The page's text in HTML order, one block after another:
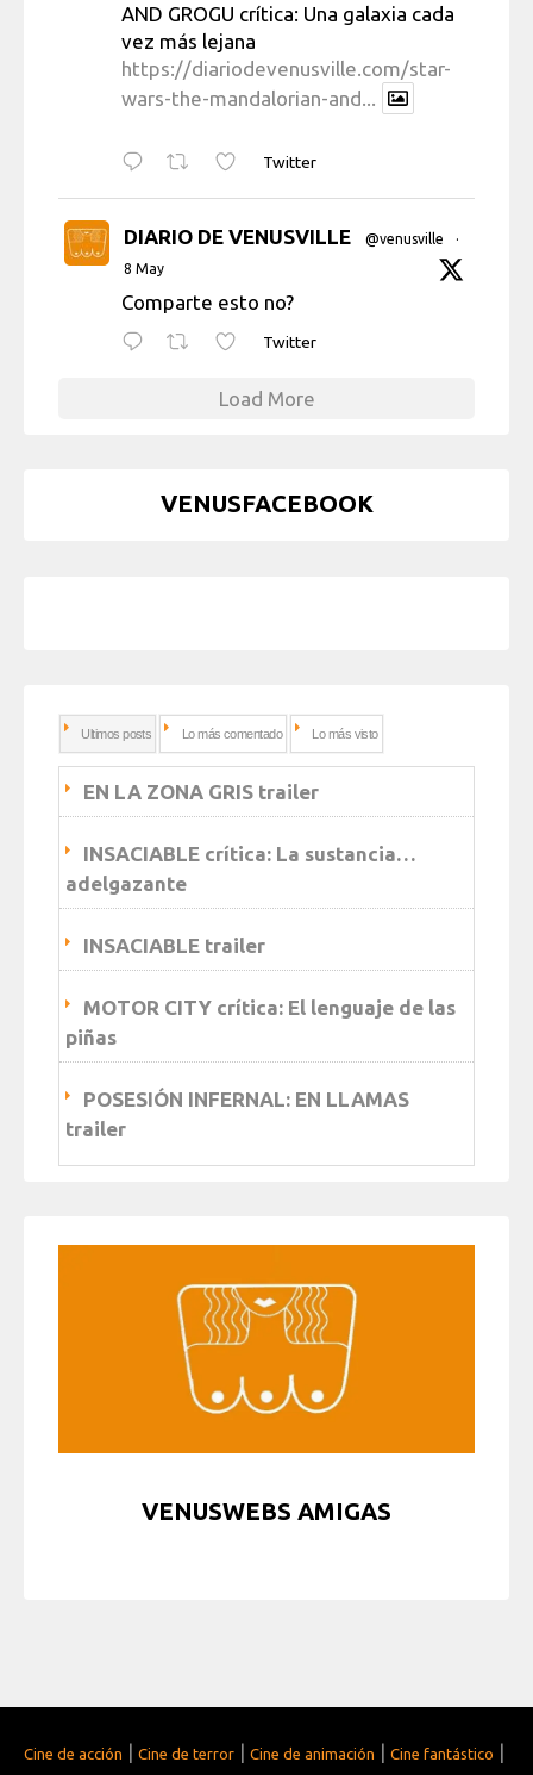
AND GROGU crítica: Una galaxia cada
vez más lejana
https://diariodevenusville.com/star-
wars-the-mandalorian-and...
Twitter
DIARIO DE VENUSVILLE @venusville
·
8 May
Comparte esto no?
Twitter
Load More
VENUSFACEBOOK
Ultimos posts Lo más comentado Lo más visto
EN LA ZONA GRIS trailer
INSACIABLE crítica: La sustancia…
adelgazante
INSACIABLE trailer
MOTOR CITY crítica: El lenguaje de las
piñas
POSESIÓN INFERNAL: EN LLAMAS
trailer
VENUSWEBS AMIGAS
Cine de acción Cine de terror Cine de animación Cine fantástico